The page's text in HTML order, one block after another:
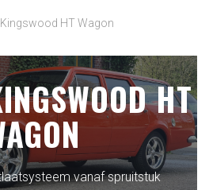
is leeg.
met producten.
ONDERDELEN
HT Wagon
HT
vanaf spruitstuk